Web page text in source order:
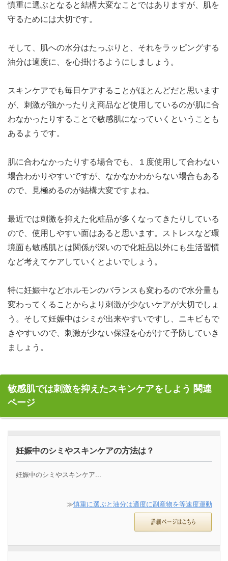
慎重に選ぶとなると結構大変なことではありますが、肌を
守るためには大切です。
そして、肌への水分はたっぷりと、それをラッピングする
油分は適度に、を心掛けるようにしましょう。
スキンケアでも毎日ケアすることがほとんどだと思います
が、刺激が強かったりえ商品など使用しているのが肌に合
わなかったりすることで敏感肌になっていくということも
あるようです。
肌に合わなかったりする場合でも、１度使用して合わない
場合わかりやすいですが、なかなかわからない場合もある
ので、見極めるのが結構大変ですよね。
最近では刺激を抑えた化粧品が多くなってきたりしている
ので、使用しやすい面はあると思います。ストレスなど環
境面も敏感肌とは関係が深いので化粧品以外にも生活習慣
など考えてケアしていくとよいでしょう。
特に妊娠中などホルモンのバランスも変わるので水分量も
変わってくることからより刺激が少ないケアが大切でしょ
う。そして妊娠中はシミが出来やすいですし、ニキビもで
きやすいので、刺激が少ない保湿を心がけて予防していき
ましょう。
敏感肌では刺激を抑えたスキンケアをしよう 関連
ページ
妊娠中のシミやスキンケアの方法は？
妊娠中のシミやスキンケア...
≫慎重に選ぶと油分は適度に副産物を等速度運動